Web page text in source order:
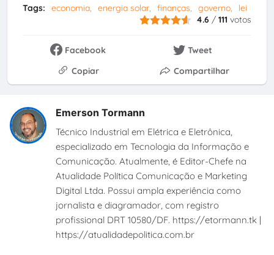
Tags: economia energia solar finanças governo
lei
4.6 /111 votos
Facebook
Tweet
Copiar
Compartilhar
Emerson Tormann
Técnico Industrial em Elétrica e Eletrônica,
especializado em Tecnologia da Informação e
Comunicação. Atualmente, é Editor-Chefe na
Atualidade Política Comunicação e Marketing
Digital Ltda. Possui ampla experiência como
jornalista e diagramador, com registro
profissional DRT 10580/DF. https://etormann.tk |
https://atualidadepolitica.com.br